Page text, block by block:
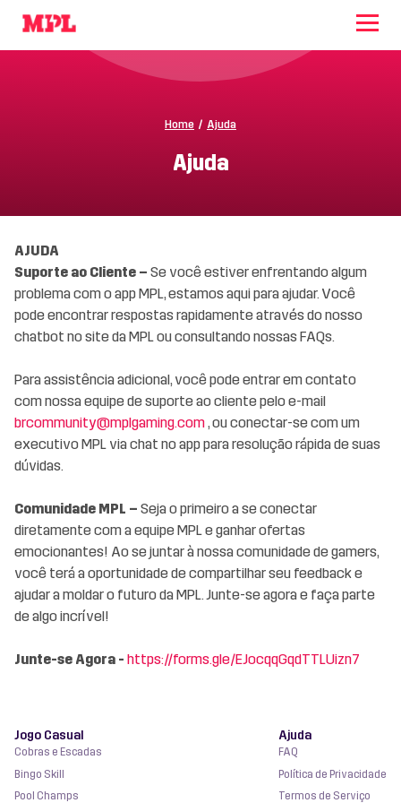
Home / Ajuda
Ajuda
AJUDA
Suporte ao Cliente –Se você estiver enfrentando algum
problema com o app MPL, estamos aqui para ajudar. Você
pode encontrar respostas rapidamente através do nosso
chatbot no site da MPL ou consultando nossas FAQs.
Para assistência adicional, você pode entrar em contato
com nossa equipe de suporte ao cliente pelo e-mail
brcommunity@mplgaming.com, ou conectar-se com um
executivo MPL via chat no app para resolução rápida de suas
dúvidas.
Comunidade MPL – Seja o primeiro a se conectar
diretamente com a equipe MPL e ganhar ofertas
emocionantes! Ao se juntar à nossa comunidade de gamers,
você terá a oportunidade de compartilhar seu feedback e
ajudar a moldar o futuro da MPL. Junte-se agora e faça parte
de algo incrível!
Junte-se Agora - https://forms.gle/EJocqqGqdTTLUizn7
Jogo Casual
Cobras e Escadas
Bingo Skill
Pool Champs
Ajuda
FAQ
Política de Privacidade
Termos de Serviço